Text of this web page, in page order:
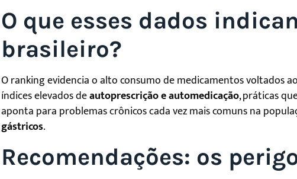
O que esses dados
brasileiro?
O ranking evidencia o alto consumo de medicamentos voltados
índices elevados deautoprescrição e automedicação, práticas
aponta para problemas crônicos cada vez mais comuns na
gástricos.
Recomendações: os